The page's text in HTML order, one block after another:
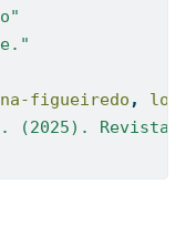
figueiredo ,
(2025). Revista